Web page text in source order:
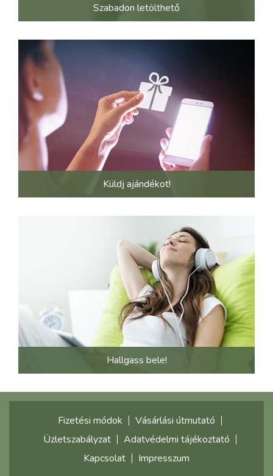
Szabadon letölthető
Küldj ajándékot!
Hallgass bele!
Fizetési módok
Vásárlási útmutató
Üzletszabályzat
Adatvédelmi tájékoztató
Kapcsolat
Impresszum